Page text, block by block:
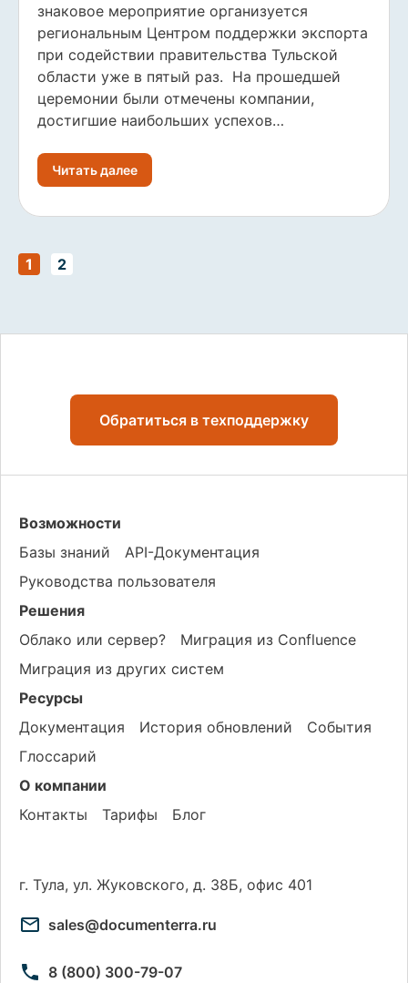
знаковое мероприятие организуется
региональным Центром поддержки экспорта
при содействии правительства Тульской
области уже в пятый раз. На прошедшей
церемонии были отмечены компании,
достигшие наибольших успехов…
Читать далее
1 2
Обратиться в техподдержку
Возможности
Базы знаний
API-Документация
Руководства пользователя
Решения
Облако или сервер?
Миграция из Confluence
Миграция из других систем
Ресурсы
Документация
История обновлений
События
Глоссарий
О компании
Контакты
Тарифы Блог
г. Тула, ул. Жуковского, д. 38Б, офис 401
sales@documenterra.ru
8 (800) 300-79-07